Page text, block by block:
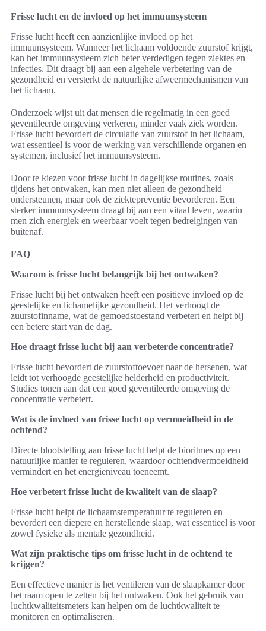
Frisse lucht en de invloed op het immuunsysteem
Frisse lucht heeft een aanzienlijke invloed op het
immuunsysteem. Wanneer het lichaam voldoende zuurstof krijgt,
kan het immuunsysteem zich beter verdedigen tegen ziektes en
infecties. Dit draagt bij aan een algehele verbetering van de
gezondheid en versterkt de natuurlijke afweermechanismen van
het lichaam.
Onderzoek wijst uit dat mensen die regelmatig in een goed
geventileerde omgeving verkeren, minder vaak ziek worden.
Frisse lucht bevordert de circulatie van zuurstof in het lichaam,
wat essentieel is voor de werking van verschillende organen en
systemen, inclusief het immuunsysteem.
Door te kiezen voor frisse lucht in dagelijkse routines, zoals
tijdens het ontwaken, kan men niet alleen de gezondheid
ondersteunen, maar ook de ziektepreventie bevorderen. Een
sterker immuunsysteem draagt bij aan een vitaal leven, waarin
men zich energiek en weerbaar voelt tegen bedreigingen van
buitenaf.
FAQ
Waarom is frisse lucht belangrijk bij het ontwaken?
Frisse lucht bij het ontwaken heeft een positieve invloed op de
geestelijke en lichamelijke gezondheid. Het verhoogt de
zuurstofinname, wat de gemoedstoestand verbetert en helpt bij
een betere start van de dag.
Hoe draagt frisse lucht bij aan verbeterde concentratie?
Frisse lucht bevordert de zuurstoftoevoer naar de hersenen, wat
leidt tot verhoogde geestelijke helderheid en productiviteit.
Studies tonen aan dat een goed geventileerde omgeving de
concentratie verbetert.
Wat is de invloed van frisse lucht op vermoeidheid in de
ochtend?
Directe blootstelling aan frisse lucht helpt de bioritmes op een
natuurlijke manier te reguleren, waardoor ochtendvermoeidheid
vermindert en het energieniveau toeneemt.
Hoe verbetert frisse lucht de kwaliteit van de slaap?
Frisse lucht helpt de lichaamstemperatuur te reguleren en
bevordert een diepere en herstellende slaap, wat essentieel is voor
zowel fysieke als mentale gezondheid.
Wat zijn praktische tips om frisse lucht in de ochtend te
krijgen?
Een effectieve manier is het ventileren van de slaapkamer door
het raam open te zetten bij het ontwaken. Ook het gebruik van
luchtkwaliteitsmeters kan helpen om de luchtkwaliteit te
monitoren en optimaliseren.